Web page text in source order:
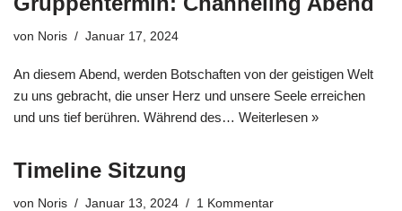
von Noris Januar 17, 2024
An diesem Abend, werden Botschaften von der geistigen Welt
zu uns gebracht, die unser Herz und unsere Seele erreichen
und uns tief berühren. Während des… Weiterlesen »
Timeline Sitzung
von Noris Januar 13, 2024 1 Kommentar